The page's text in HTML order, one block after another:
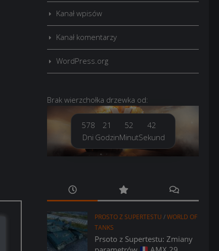
Kanał wpisów
Kanał komentarzy
WordPress.org
Brak wierzchołka drzewka od:
578
Dni
21
Godzin
52
Minut
44
Sekund
PROSTO Z SUPERTESTU /WORLD OF
TANKS
Prsoto z Supertestu: Zmiany